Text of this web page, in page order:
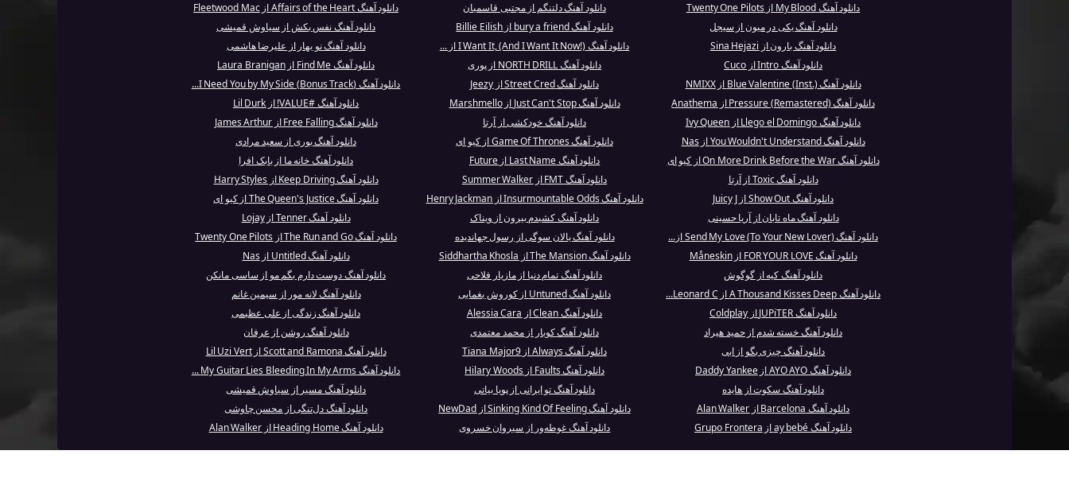
دانلود آهنگ My Blood از Twenty One Pilots
دانلود آهنگ دلتنگم از مجتبی قاسمیان
دانلود آهنگ Affairs of the Heart از Fleetwood Mac
دانلود آهنگ یکی در میون از سیجل
دانلود آهنگ bury a friend از Billie Eilish
دانلود آهنگ نفس بکش از سیاوش قمیشی
دانلود آهنگ بارون از Sina Hejazi
دانلود آهنگ I Want It, (And I Want It Now!) از ...
دانلود آهنگ نو بهار از علیرضا هاشمی
دانلود آهنگ Intro از Cuco
دانلود آهنگ NORTH DRILL از پوری
دانلود آهنگ Find Me از Laura Branigan
دانلود آهنگ Blue Valentine (Inst.) از NMIXX
دانلود آهنگ Street Cred از Jeezy
دانلود آهنگ (I Need You by My Side (Bonus Track...
دانلود آهنگ Pressure (Remastered) از Anathema
دانلود آهنگ Just Can't Stop از Marshmello
دانلود آهنگ #VALUE! از Lil Durk
دانلود آهنگ Llego el Domingo از Ivy Queen
دانلود آهنگ خودکشی از آرتا
دانلود آهنگ Free Falling از James Arthur
دانلود آهنگ You Wouldn't Understand از Nas
دانلود آهنگ Game Of Thrones از کیو ای
دانلود آهنگ بوری از سعید مرادی
دانلود آهنگ On More Drink Before the War از کیو ای
دانلود آهنگ Last Name از Future
دانلود آهنگ خانه ما از بابک افرا
دانلود آهنگ Toxic از آرتا
دانلود آهنگ FMT از Summer Walker
دانلود آهنگ Keep Driving از Harry Styles
دانلود آهنگ Show Out از Juicy J
دانلود آهنگ Insurmountable Odds از Henry Jackman
دانلود آهنگ The Queen's Justice از کیو ای
دانلود آهنگ ماه تابان از آریا حسینی
دانلود آهنگ کشیدم بیرون از ویناک
دانلود آهنگ Tenner از Lojay
دانلود آهنگ Send My Love (To Your New Lover) از...
دانلود آهنگ یالان سوگی از رسول جهاندیده
دانلود آهنگ The Run and Go از Twenty One Pilots
دانلود آهنگ FOR YOUR LOVE از Måneskin
دانلود آهنگ The Mansion از Siddhartha Khosla
دانلود آهنگ Untitled از Nas
دانلود آهنگ کیه از گوگوش
دانلود آهنگ تمام دنیا از مازیار فلاحی
دانلود آهنگ دوست دارم بگم مو از ساسی مانکن
دانلود آهنگ A Thousand Kisses Deep از Leonard C...
دانلود آهنگ Untuned از کوروش یغمایی
دانلود آهنگ لانه مور از سیمین غانم
دانلود آهنگ JUPiTER از Coldplay
دانلود آهنگ Clean از Alessia Cara
دانلود آهنگ زندگی از علی عظیمی
دانلود آهنگ خسته شدم از حمید هیراد
دانلود آهنگ کوبار از محمد معتمدی
دانلود آهنگ روشن از عرفان
دانلود آهنگ چیزی بگو از ابی
دانلود آهنگ Always از Tiana Major9
دانلود آهنگ Scott and Ramona از Lil Uzi Vert
دانلود آهنگ AYO AYO از Daddy Yankee
دانلود آهنگ Faults از Hilary Woods
دانلود آهنگ My Guitar Lies Bleeding In My Arms ...
دانلود آهنگ سکوت از هایده
دانلود آهنگ تو ایرانی از پویا بیاتی
دانلود آهنگ مسیر از سیاوش قمیشی
دانلود آهنگ Barcelona از Alan Walker
دانلود آهنگ Sinking Kind Of Feeling از NewDad
دانلود آهنگ دل‌تنگی از محسن چاوشی
دانلود آهنگ ay bebé از Grupo Frontera
دانلود آهنگ غوطه‌ور از سیروان خسروی دانلود آهنگ Heading Home از Alan Walker